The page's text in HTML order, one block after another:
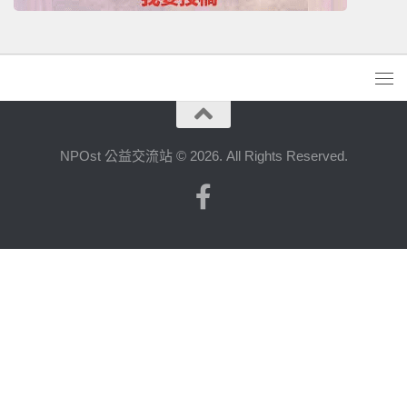
NPOst 公益交流站 © 2026. All Rights Reserved.